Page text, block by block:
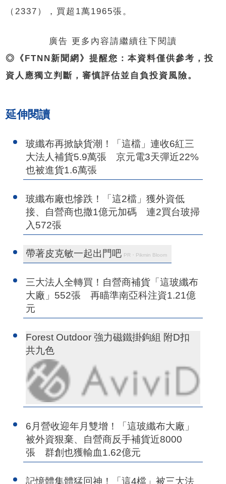
（2337），買超1萬1965張。
廣告 更多內容請繼續往下閱讀
◎《FTNN新聞網》提醒您：本資料僅供參考，投
資人應獨立判斷，審慎評估並自負投資風險。
延伸閱讀
玻纖布再掀缺貨潮！「這檔」連收6紅三
大法人補貨5.9萬張 京元電3天彈近22%
也被進貨1.6萬張
玻纖布廠也慘跌！「這2檔」獲外資低
接、自營商也撒1億元加碼 連2買台玻掃
入572張
帶著皮克敏一起出門吧 PR・Pikmin Bloom
三大法人全轉買！自營商補貨「這玻纖布
大廠」552張 再瞄準南亞科注資1.21億
元
Forest Outdoor 強力磁鐵掛鉤組 附D扣
共九色
6月營收迎年月雙增！「這玻纖布大廠」
被外資狠棄、自營商反手補貨近8000
張 群創也獲輸血1.62億元
記憶體集體猛回神！「這4檔」被三大法